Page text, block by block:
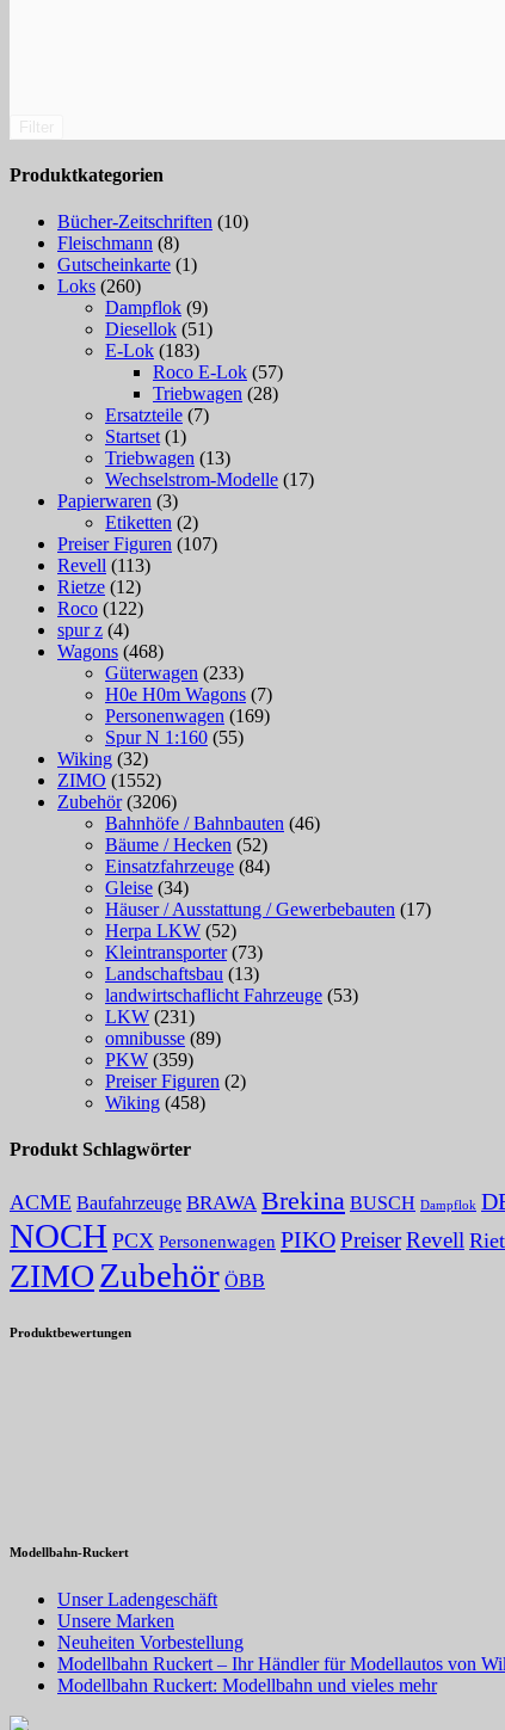
Produktkategorien
Bücher-Zeitschriften (10)
Fleischmann (8)
Gutscheinkarte (1)
Loks (260)
Dampflok (9)
Diesellok (51)
E-Lok (183)
Roco E-Lok (57)
Triebwagen (28)
Ersatzteile (7)
Startset (1)
Triebwagen (13)
Wechselstrom-Modelle (17)
Papierwaren (3)
Etiketten (2)
Preiser Figuren (107)
Revell (113)
Rietze (12)
Roco (122)
spur z (4)
Wagons (468)
Güterwagen (233)
H0e H0m Wagons (7)
Personenwagen (169)
Spur N 1:160 (55)
Wiking (32)
ZIMO (1552)
Zubehör (3206)
Bahnhöfe / Bahnbauten (46)
Bäume / Hecken (52)
Einsatzfahrzeuge (84)
Gleise (34)
Häuser / Ausstattung / Gewerbebauten (17)
Herpa LKW (52)
Kleintransporter (73)
Landschaftsbau (13)
landwirtschaflicht Fahrzeuge (53)
LKW (231)
omnibusse (89)
PKW (359)
Preiser Figuren (2)
Wiking (458)
Produkt Schlagwörter
ACME Baufahrzeuge BRAWA Brekina BUSCH Dampflok
NOCH PCX Personenwagen PIKOPreiserRevell
ZIMOZubehör ÖBB
Produktbewertungen
Modellbahn-Ruckert
Unser Ladengeschäft
Unsere Marken
Neuheiten Vorbestellung
Modellbahn Ruckert – Ihr Händler für Modellautos von
Modellbahn Ruckert: Modellbahn und vieles mehr